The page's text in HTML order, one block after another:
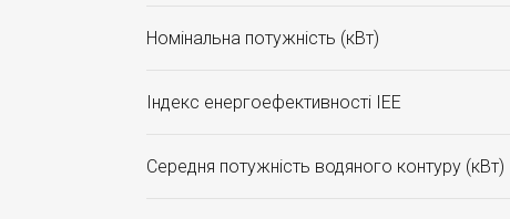
Номінальна потужність (кВт)
Індекс енергоефективності ІЕЕ
Середня потужність водяного контуру (кВт)